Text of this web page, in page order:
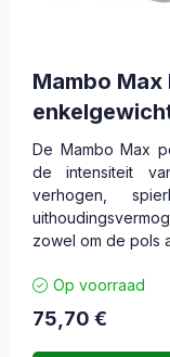
Mambo
De Mambo Max
de intensiteit
verhogen,
zowel om de pols
Op voorraad
75,70 €